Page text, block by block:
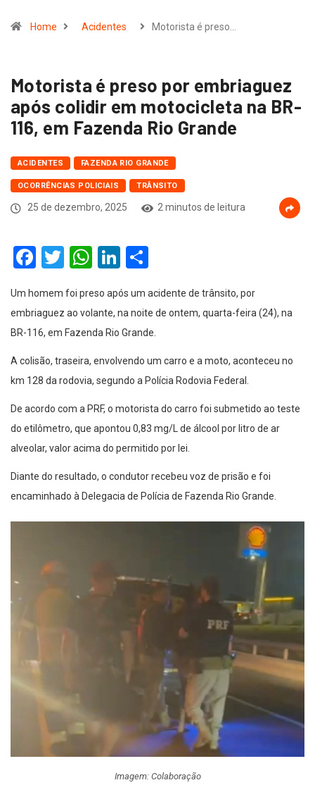
Home Acidentes Motorista é preso…
Motorista é preso por embriaguez
após colidir em motocicleta na BR-
116, em Fazenda Rio Grande
ACIDENTES FAZENDA RIO GRANDE
OCORRÊNCIAS POLICIAIS TRÂNSITO
25 de dezembro, 2025 2 minutos de leitura
Facebook
Twitter
WhatsApp
LinkedIn
Um homem foi preso após um acidente de trânsito, por
embriaguez ao volante, na noite de ontem, quarta-feira (24), na
BR-116, em Fazenda Rio Grande.
A colisão, traseira, envolvendo um carro e a moto, aconteceu no
km 128 da rodovia, segundo a Polícia Rodovia Federal.
De acordo com a PRF, o motorista do carro foi submetido ao teste
do etilômetro, que apontou 0,83 mg/L de álcool por litro de ar
alveolar, valor acima do permitido por lei.
Diante do resultado, o condutor recebeu voz de prisão e foi
encaminhado à Delegacia de Polícia de Fazenda Rio Grande.
Imagem: Colaboração